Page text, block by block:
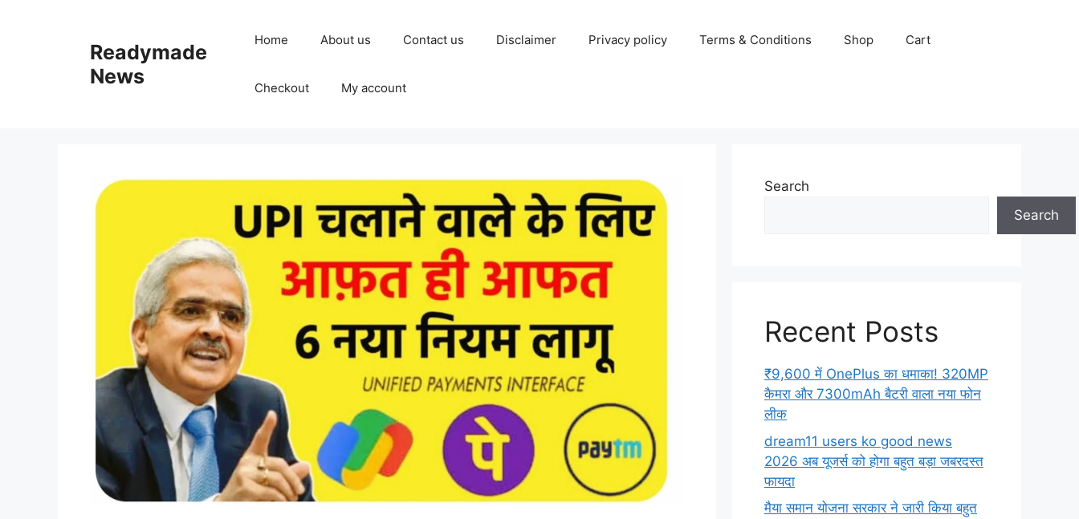
Readymade
News
Home About us Contact us Disclaimer Privacy policy Terms & Conditions Shop Cart
Checkout My account
Search
Search
Recent Posts
₹9,600 में OnePlus का धमाका! 320MP
कैमरा और 7300mAh बैटरी वाला नया फोन
लीक
dream11 users ko good news
2026 अब यूजर्स को होगा बहुत बड़ा जबरदस्त
फायदा
मैया समान योजना सरकार ने जारी किया बहुत